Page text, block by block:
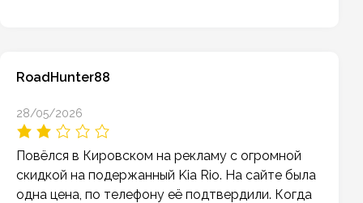
RoadHunter88
28/05/2026
Повёлся в Кировском на рекламу с огромной
скидкой на подержанный Kia Rio. На сайте была
одна цена, по телефону её подтвердили. Когда